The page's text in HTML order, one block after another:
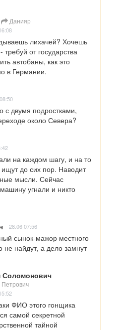
Данияр
лихачей? Хочешь
требуй от государства
автобаны, как это
в Германии.
с двумя подростками,
около Севера?
на каждом шагу, и на то
ищут до сих пор. Наводит
мысли. Сейчас
угнали и никто
28.06 07:56
сынок-мажор местного
не найдут, а дело замнут
Соломонович
Петрович
ФИО этого гонщика
самой секретной
тайной